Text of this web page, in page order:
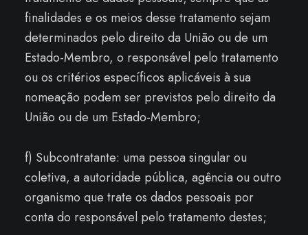
finalidades e os meios desse tratamento sejam
determinados pelo direito da União ou de um
Estado-Membro, o responsável pelo tratamento
ou os critérios específicos aplicáveis à sua
nomeação podem ser previstos pelo direito da
União ou de um Estado-Membro;
f) Subcontratante: uma pessoa singular ou
coletiva, a autoridade pública, agência ou outro
organismo que trate os dados pessoais por
conta do responsável pelo tratamento destes;